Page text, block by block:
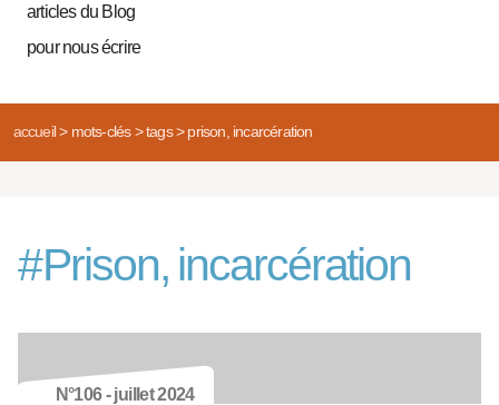
articles du Blog
pour nous écrire
accueil> mots-clés> tags> prison, incarcération
#Prison, incarcération
N°106 - juillet 2024